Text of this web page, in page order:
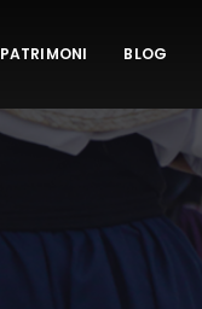
PATRIMONI BLOG